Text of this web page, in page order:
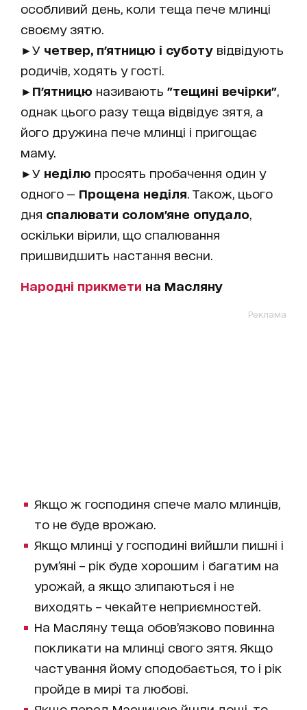
особливий день, коли теща пече млинці
своєму зятю.
►У четвер, п'ятницю і суботу відвідують
родичів, ходять у гості.
► П'ятницю називають "тещині вечірки"
однак цього разу теща відвідує зятя, а
його дружина пече млинці і пригощає
маму.
►У неділю просять пробачення один у
одного — Прощена неділя . Також, цього
дня спалювати солом'яне опудало
оскільки вірили, що спалювання
пришвидшить настання весни.
Народні прикмети на Масляну
Реклама
Якщо ж господиня спече мало млинців,
то не буде врожаю.
Якщо млинці у господині вийшли пишні і
рум’яні – рік буде хорошим і багатим на
урожай, а якщо злипаються і не
виходять – чекайте неприємностей.
На Масляну теща обов’язково повинна
покликати на млинці свого зятя. Якщо
частування йому сподобається, то і рік
пройде в мирі та любові.